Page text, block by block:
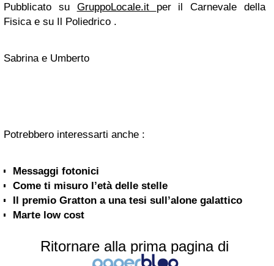
Pubblicato su GruppoLocale.it per il Carnevale della
Fisica e su Il Poliedrico .
Sabrina e Umberto
Potrebbero interessarti anche :
Messaggi fotonici
Come ti misuro l’età delle stelle
Il premio Gratton a una tesi sull’alone galattico
Marte low cost
Ritornare alla prima pagina di